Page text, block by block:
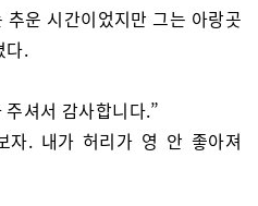
운 시간이었지만 그는 아랑곳
다.
셔서 감사합니다.”
자. 내가 허리가 영 안 좋아져